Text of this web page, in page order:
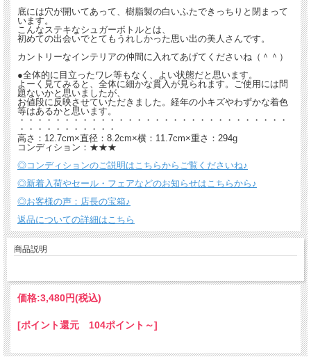
底には穴が開いてあって、樹脂製の白いふたできっちりと閉まって
います。
こんなステキなシュガーボトルとは、
初めての出会いでとてもうれしかった思い出の美人さんです。
カントリーなインテリアの仲間に入れてあげてくださいね（＾＾）
●全体的に目立ったワレ等もなく、よい状態だと思います。
よーく見てみると、全体に細かな貫入が見られます。ご使用には問
題ないかと思いましたが、
お値段に反映させていただきました。経年の小キズやわずかな着色
等はあるかと思います。
・・・・・・・・・・・・・・・・・・・・・・・・・・・・・・
・・・・・・・・・・・
高さ：12.7cm×直径：8.2cm×横：11.7cm×重さ：294g
コンディション：★★★
◎コンディションのご説明はこちらからご覧くださいね♪
◎新着入荷やセール・フェアなどのお知らせはこちらから♪
◎お客様の声：店長の宝箱♪
返品についての詳細はこちら
商品説明
価格:3,480円(税込)
[ポイント還元 104ポイント～]